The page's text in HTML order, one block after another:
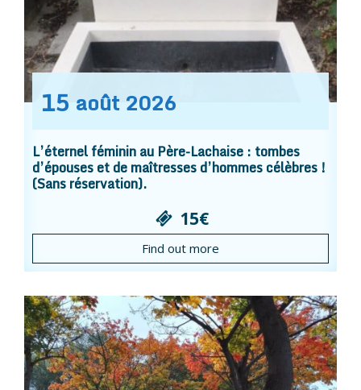
15 août 2026
L’éternel féminin au Père-Lachaise : tombes
d’épouses et de maîtresses d’hommes célèbres !
(Sans réservation).
15€
Find out more